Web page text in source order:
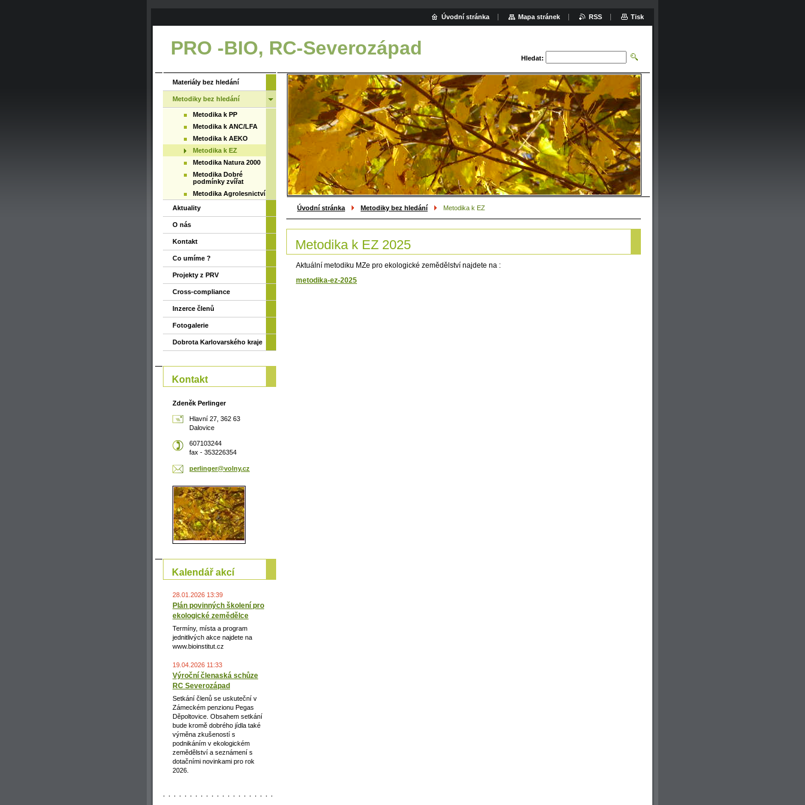
PRO -BIO, RC-Severozápad Hledat:
Úvodní stránka Metodiky bez hledání Metodika k EZ
Metodika k EZ 2025
Aktuální metodiku MZe pro ekologické zemědělství najdete na :
metodika-ez-2025
Materiály bez hledání
Metodiky bez hledání
Metodika k PP
Metodika k ANC/LFA
Metodika k AEKO
Metodika k EZ
Metodika Natura 2000
Metodika Dobré
podmínky zvířat
Metodika Agrolesnictví
Aktuality
O nás
Kontakt
Co umíme ?
Projekty z PRV
Cross-compliance
Inzerce členů
Fotogalerie
Dobrota Karlovarského kraje
Kontakt
Zdeněk Perlinger
Hlavní 27, 362 63
Dalovice
607103244
fax - 353226354
perlinger@volny.cz
Kalendář akcí
28.01.2026 13:39
Plán povinných školení pro
ekologické zemědělce
Termíny, místa a program
jednitlivých akce najdete na
www.bioinstitut.cz
19.04.2026 11:33
Výroční členaská schůze
RC Severozápad
Setkání členů se uskuteční v
Zámeckém penzionu Pegas
Děpoltovice. Obsahem setkání
bude kromě dobrého jídla také
výměna zkušeností s
podnikáním v ekologickém
zemědělství a seznámení s
dotačními novinkami pro rok
2026.
Úvodní stránka Mapa stránek RSS Tisk